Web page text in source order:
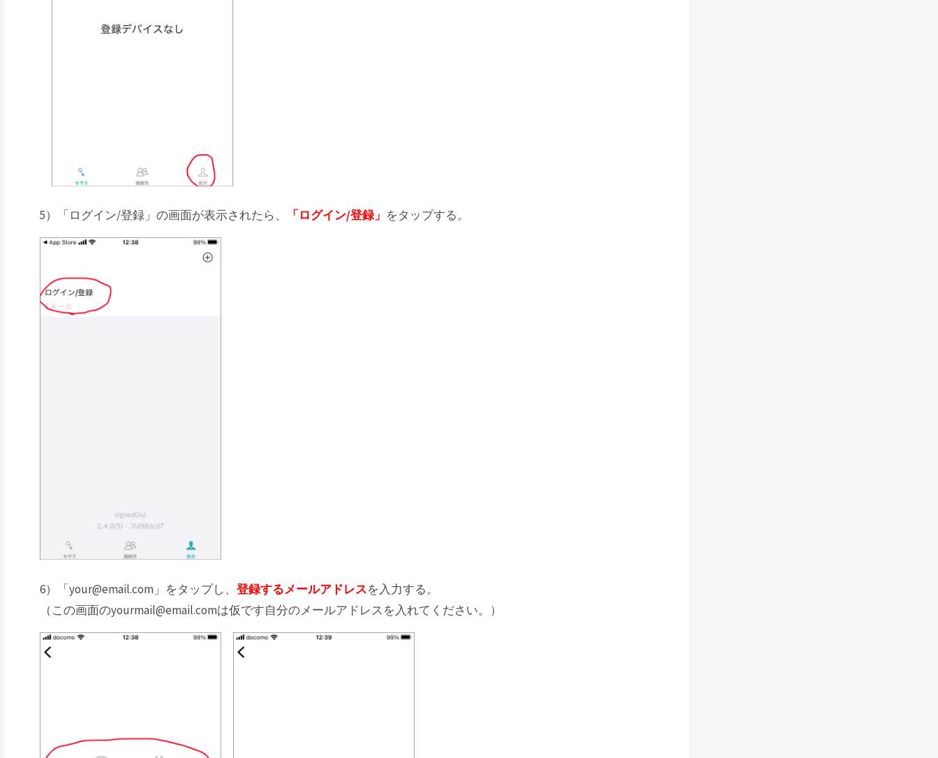
5）「ログイン/登録」の画面が表示されたら、 「ログイン/登録」 をタップする。
6）「your@email.com」をタップし、登録するメールアドレスを入力する。
（この画面のyourmail@email.comは仮です自分のメールアドレスを入れてください。）